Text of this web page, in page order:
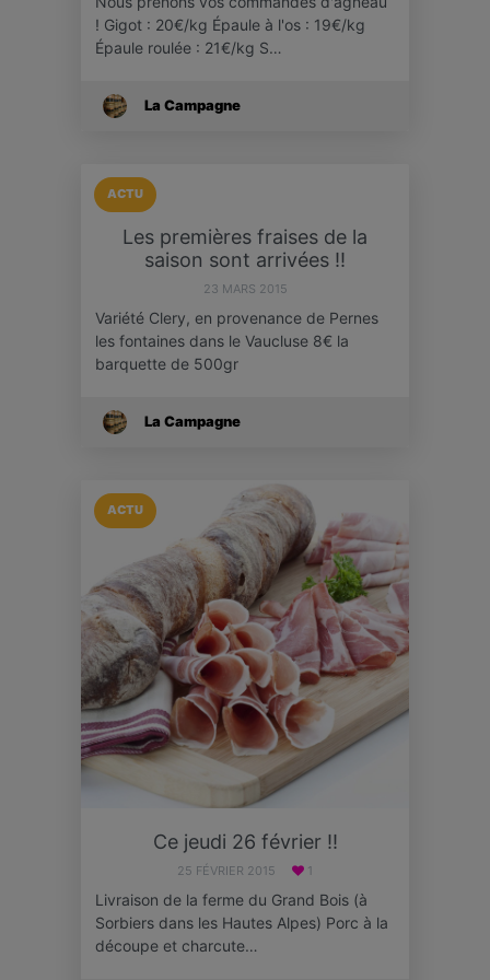
! Gigot : 20€/kg Épaule à l'os : 19€/kg
Épaule roulée : 21€/kg S…
La Campagne
ACTU
Les premières fraises de la
saison sont arrivées !!
23 MARS 2015
Variété Clery, en provenance de Pernes
les fontaines dans le Vaucluse 8€ la
barquette de 500gr
La Campagne
ACTU
Ce jeudi 26 février !!
25 FÉVRIER 2015 1
Livraison de la ferme du Grand Bois (à
Sorbiers dans les Hautes Alpes) Porc à la
découpe et charcute…